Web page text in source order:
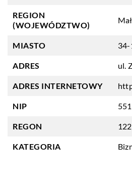
REGION
(WOJEWÓDZTWO)
MIASTO 34-
ADRES ul.
ADRES INTERNETOWY
NIP
REGON
KATEGORIA